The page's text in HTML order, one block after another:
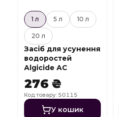
1 л 5 л 10 л
20 л
Засіб для усунення
водоростей
Algicide AC
276 ₴
Код товару: 50115
У кошик